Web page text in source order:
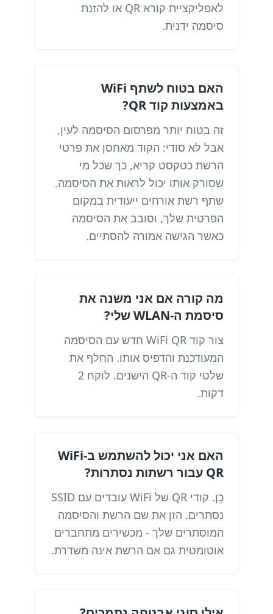
לאפליקציית קורא QR או להזנת
סיסמה ידנית.
האם בטוח לשתף WiFi
באמצעות קוד QR?
זה בטוח יותר מפרסום הסיסמה לעין,
אבל לא סודי: הקוד מאחסן את פרטי
הרשת כטקסט קריא, כך שכל מי
שסורק אותו יכול לראות את הסיסמה.
שתף רשת אורחים ייעודית במקום
הפרטית שלך, וסובב את הסיסמה
כאשר הגישה אמורה להסתיים.
מה קורה אם אני משנה את
סיסמת ה-WLAN שלי?
צור קוד WiFi QR חדש עם הסיסמה
המעודכנת והדפיס אותו. החלף את
שלטי קוד ה-QR הישנים. לוקח 2
דקות.
האם אני יכול להשתמש ב-WiFi
QR עבור רשתות נסתרות?
כֵּן. קודי QR של WiFi עובדים עם SSID
נסתרים. הזן את שם הרשת והסיסמה
המוסתרים שלך - מכשירים מתחברים
אוטומטית גם אם הרשת אינה משדרת.